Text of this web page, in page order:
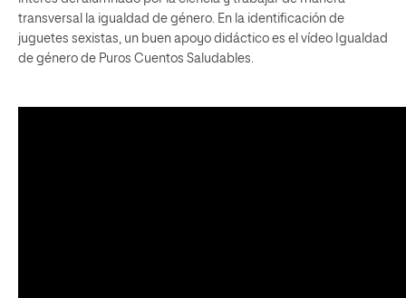
transversal la igualdad de género. En la identificación de
juguetes sexistas, un buen apoyo didáctico es el vídeo Igualdad
de género de Puros Cuentos Saludables.